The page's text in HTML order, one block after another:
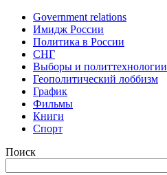
Government relations
Имидж России
Политика в России
СНГ
Выборы и политтехнологии
Геополитический лоббизм
График
Фильмы
Книги
Спорт
Поиск